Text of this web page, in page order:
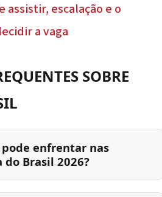
assistir, escalação e o
a vaga
SOBRE
enfrentar nas
do Brasil 2026?